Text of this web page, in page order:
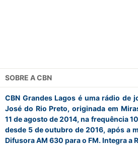
SOBRE ACBN
CBN Grandes Lagos é uma rádio de
José do Rio Preto, originada em
11 de agosto de 2014, na frequência
desde 5 de outubro de 2016, após a
Difusora AM 630 para o FM. Integra a